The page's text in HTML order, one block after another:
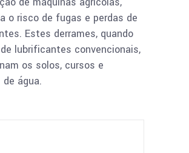
o risco de fugas e perdas de
Estes derrames, quando
lubrificantes convencionais,
os solos, cursos e
de água.